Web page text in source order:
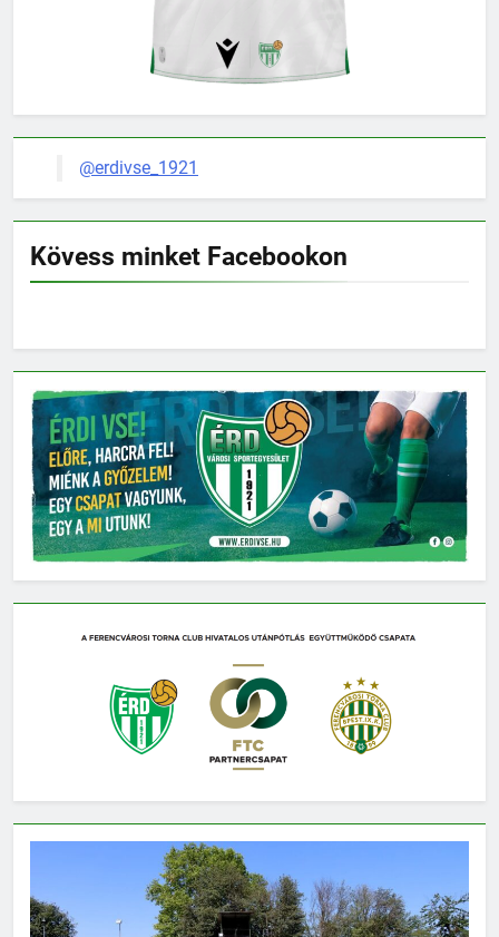
@erdivse_1921
Kövess minket Facebookon